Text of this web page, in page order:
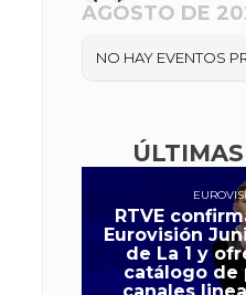
AGOSTO DE
NO HAY EVENTOS
RTVE
Eurovisión
de La 1 y
catálogo de